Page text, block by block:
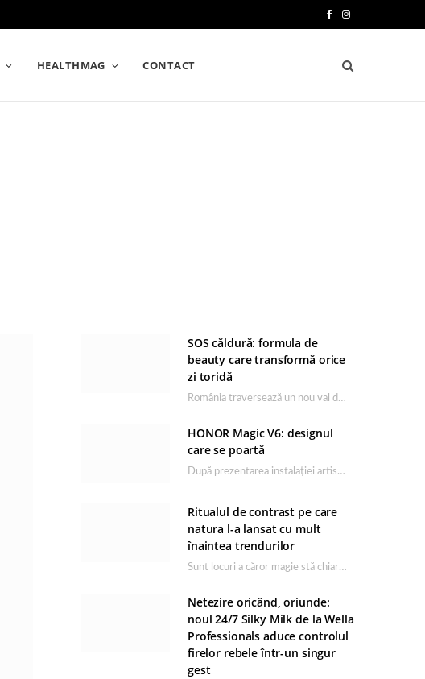
e
I
s
t
HEALTHMAG CONTACT
SOS căldură: formula de
beauty care transformă orice
zi toridă
România traversează un nou val de căldură, iar rutina de îngrijire capătă un rol esențial…
HONOR Magic V6: designul
care se poartă
După prezentarea instalației artistice semnată de Catrinel Săbăciag în cadrul evenimentului de lansare HONOR Magic…
Ritualul de contrast pe care
natura l-a lansat cu mult
înaintea trendurilor
Sunt locuri a căror magie stă chiar în firea lor naturală, iar Lacul Ursu din…
Netezire oricând, oriunde:
noul 24/7 Silky Milk de la Wella
Professionals aduce controlul
firelor rebele într-un singur
gest